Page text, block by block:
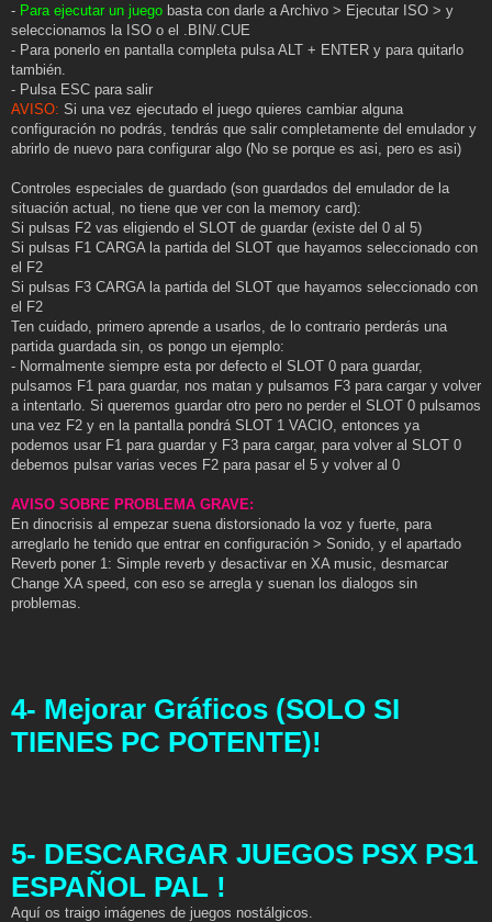
- Para ejecutar un juego basta con darle a Archivo > Ejecutar ISO > y
seleccionamos la ISO o el .BIN/.CUE
- Para ponerlo en pantalla completa pulsa ALT + ENTER y para quitarlo
también.
- Pulsa ESC para salir
AVISO: Si una vez ejecutado el juego quieres cambiar alguna
configuración no podrás, tendrás que salir completamente del emulador y
abrirlo de nuevo para configurar algo (No se porque es asi, pero es asi)
Controles especiales de guardado (son guardados del emulador de la
situación actual, no tiene que ver con la memory card):
Si pulsas F2 vas eligiendo el SLOT de guardar (existe del 0 al 5)
Si pulsas F1 CARGA la partida del SLOT que hayamos seleccionado con
el F2
Si pulsas F3 CARGA la partida del SLOT que hayamos seleccionado con
el F2
Ten cuidado, primero aprende a usarlos, de lo contrario perderás una
partida guardada sin, os pongo un ejemplo:
- Normalmente siempre esta por defecto el SLOT 0 para guardar,
pulsamos F1 para guardar, nos matan y pulsamos F3 para cargar y volver
a intentarlo. Si queremos guardar otro pero no perder el SLOT 0 pulsamos
una vez F2 y en la pantalla pondrá SLOT 1 VACIO, entonces ya
podemos usar F1 para guardar y F3 para cargar, para volver al SLOT 0
debemos pulsar varias veces F2 para pasar el 5 y volver al 0
AVISO SOBRE PROBLEMA GRAVE:
En dinocrisis al empezar suena distorsionado la voz y fuerte, para
arreglarlo he tenido que entrar en configuración > Sonido, y el apartado
Reverb poner 1: Simple reverb y desactivar en XA music, desmarcar
Change XA speed, con eso se arregla y suenan los dialogos sin
problemas.
4- Mejorar Gráficos (SOLO SI
TIENES PC POTENTE)!
5- DESCARGAR JUEGOS PSX PS1
ESPAÑOL PAL !
Aquí os traigo imágenes de juegos nostálgicos.